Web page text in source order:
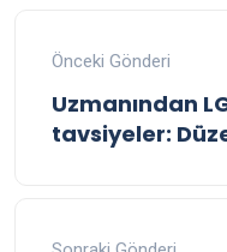
Önceki Gönderi
Uzmanından
tavsiyeler: